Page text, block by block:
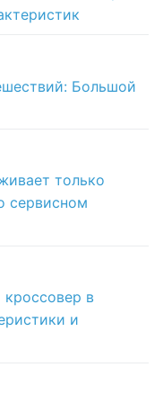
Большой
только
сервисном
в
и